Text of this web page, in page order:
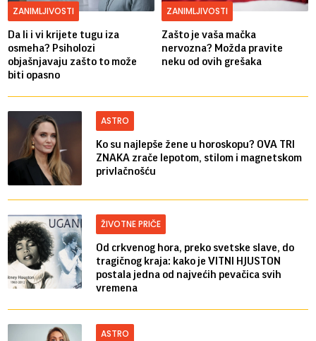
ZANIMLJIVOSTI
Da li i vi krijete tugu iza
osmeha? Psiholozi
objašnjavaju zašto to može
biti opasno
ZANIMLJIVOSTI
Zašto je vaša mačka
nervozna? Možda pravite
neku od ovih grešaka
ASTRO
Ko su najlepše žene u horoskopu? OVA TRI
ZNAKA zrače lepotom, stilom i magnetskom
privlačnošću
ŽIVOTNE PRIČE
Od crkvenog hora, preko svetske slave, do
tragičnog kraja: kako je VITNI HJUSTON
postala jedna od najvećih pevačica svih
vremena
ASTRO